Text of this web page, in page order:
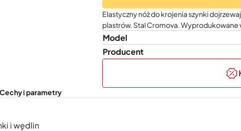
Elastyczny nóż do krojenia szynki
plastrów. Stal Cromova. Wyprodukowane
Model
Producent
Cechy i parametry
i wędlin